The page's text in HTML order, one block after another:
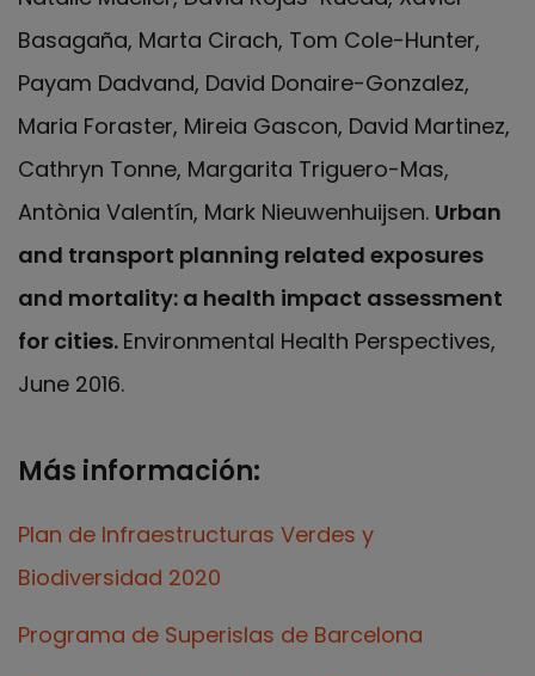
Basagaña, Marta Cirach, Tom Cole-Hunter,
Payam Dadvand, David Donaire-Gonzalez,
Maria Foraster, Mireia Gascon, David Martinez,
Cathryn Tonne, Margarita Triguero-Mas,
Antònia Valentín, Mark Nieuwenhuijsen. Urban
and transport planning related exposures
and mortality: a health impact assessment
for cities. Environmental Health Perspectives,
June 2016.
Más información:
Plan de Infraestructuras Verdes y
Biodiversidad 2020
Programa de Superislas de Barcelona